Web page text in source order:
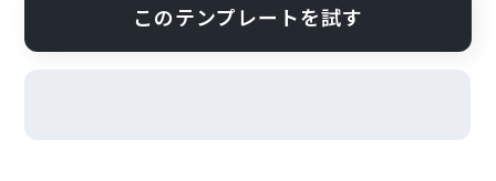
このテンプレートを試す